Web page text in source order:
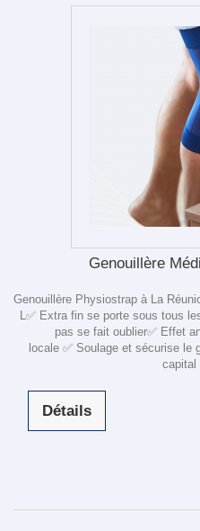
Genouillère
Genouillère Physiostrap à La
L✅ Extra fin se porte sous tous
pas se fait oublier✅ Effet
locale ✅ Soulage et sécurise le
capital
Détails